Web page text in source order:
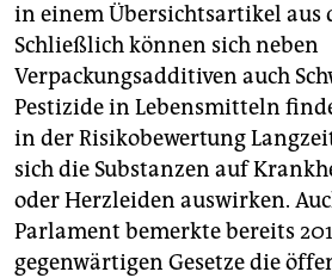
in einem Übersichtsartikel aus
Schließlich können sich neben
Verpackungsadditiven auch
Pestizide in Lebensmitteln
in der Risikobewertung
sich die Substanzen auf
oder Herzleiden auswirken.
Parlament bemerkte bereits
gegenwärtigen Gesetze die